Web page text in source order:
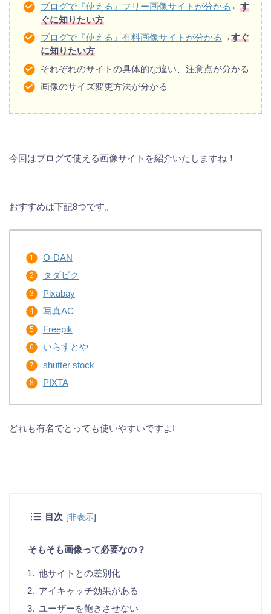
ブログで『使える』フリー画像サイトが分かる ←す
ぐに知りたい方
ブログで『使える』有料画像サイトが分かる →すぐ
に知りたい方
それぞれのサイトの具体的な違い、注意点が分かる
画像のサイズ変更方法が分かる
今回はブログで使える画像サイトを紹介いたしますね！
おすすめは下記8つです。
O-DAN
タダピク
Pixabay
写真AC
Freepik
いらすとや
shutter stock
PIXTA
どれも有名でとっても使いやすいですよ!
目次 [非表示]
そもそも画像って必要なの？
他サイトとの差別化
アイキャッチ効果がある
ユーザーを飽きさせない